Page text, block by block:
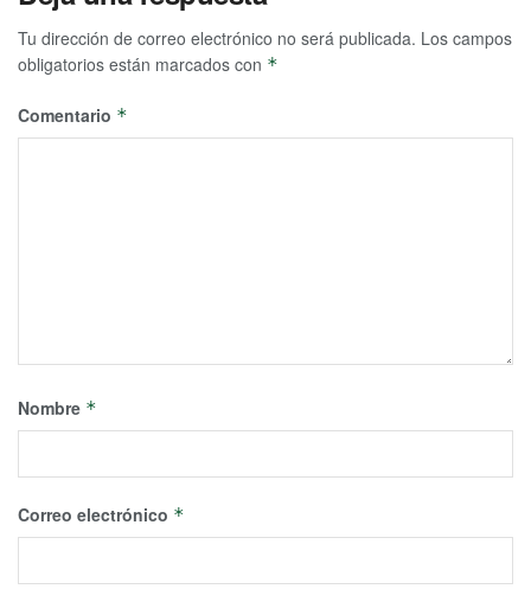
Tu dirección de correo electrónico no será publicada. Los campos
obligatorios están marcados con *
Comentario *
Nombre *
Correo electrónico *